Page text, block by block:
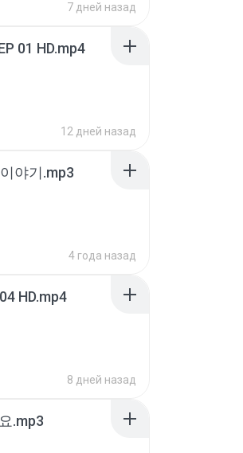
7 дней назад
01 HD.mp4
12 дней назад
야기.mp3
4 года назад
HD.mp4
8 дней назад
.mp3